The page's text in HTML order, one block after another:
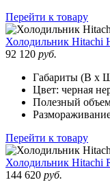
Перейти к товару
Холодильник Hitachi
92 120 руб.
Габариты (В х
Цвет: черная
Полезный
Перейти к товару
Холодильник Hitachi
144 620 руб.